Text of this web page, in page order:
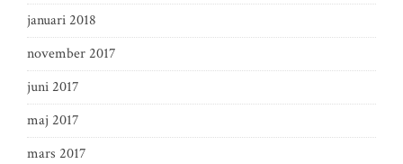
januari 2018
november 2017
juni 2017
maj 2017
mars 2017